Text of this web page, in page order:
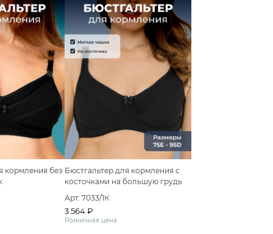
кормления без Бюстгальтер для кормления с
косточками на большую грудь
Арт. 7033/1К
3 564 ₽
Розничная цена